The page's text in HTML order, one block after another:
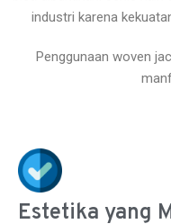
industri karena
Penggunaan woven
Estetika yang